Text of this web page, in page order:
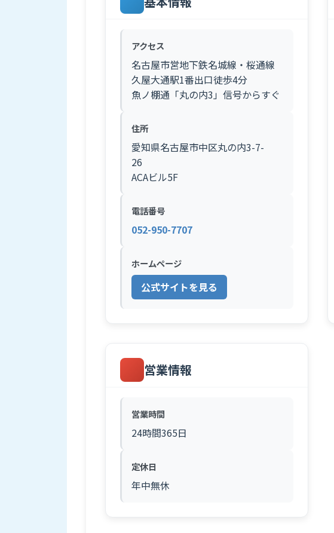
アクセス
名古屋市営地下鉄名城線・桜通線
久屋大通駅1番出口徒歩4分
魚ノ棚通「丸の内3」信号からすぐ
住所
愛知県名古屋市中区丸の内3-7-
26
ACAビル5F
電話番号
052-950-7707
ホームページ
公式サイトを見る
営業情報
営業時間
24時間365日
定休日
年中無休